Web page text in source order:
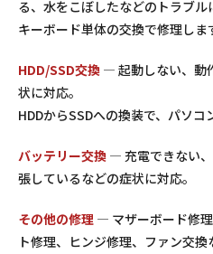
る、水をこぼしたなどのトラブル
キーボード単体の交換で修理しま
HDD/SSD交換 — 起動しない、動
状に対応。
HDDからSSDへの換装で、パソコ
バッテリー交換 — 充電できない
張しているなどの症状に対応。
その他の修理 — マザーボード修
ト修理、ヒンジ修理、ファン交